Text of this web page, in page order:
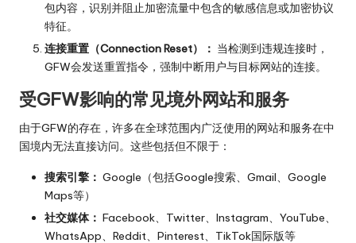
包内容，识别并阻止加密流量中包含的敏感信息或加密协议
特征。
连接重置（Connection Reset）： 当检测到违规连接时，
GFW会发送重置指令，强制中断用户与目标网站的连接。
受GFW影响的常见境外网站和服务
由于GFW的存在，许多在全球范围内广泛使用的网站和服务在中
国境内无法直接访问。这些包括但不限于：
搜索引擎： Google（包括Google搜索、Gmail、Google
Maps等）
社交媒体： Facebook、Twitter、Instagram、YouTube、
WhatsApp、Reddit、Pinterest、TikTok国际版等